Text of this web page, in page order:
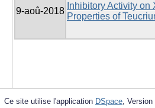
9-aoû-2018
Inhibitory Activity
Properties of
Ce site utilise l'application DSpace,